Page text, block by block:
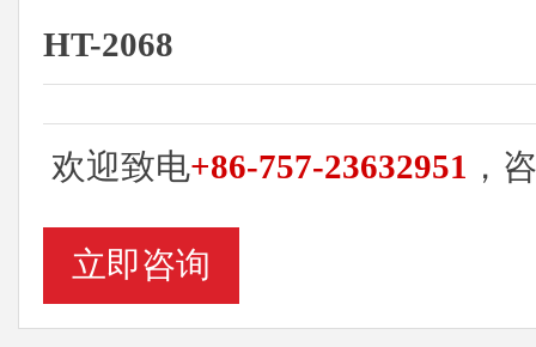
HT-2068
欢迎致电+86-757-23632951 ，
立即咨询